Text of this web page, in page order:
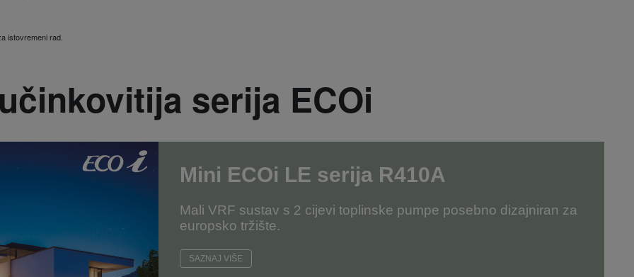
istovremeni rad.
serija ECOi
Mini ECOi LE serija R410A
Mali VRF sustav s 2 cijevi toplinske pumpe posebno dizajniran za
europsko tržište.
SAZNAJ VIŠE